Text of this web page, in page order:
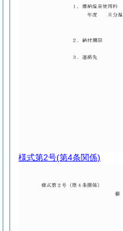
様式第2号(第4条関係)